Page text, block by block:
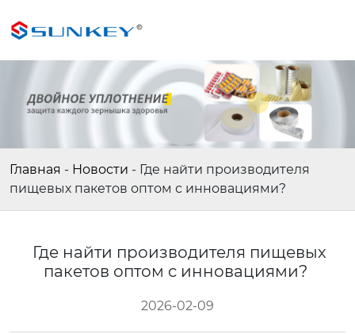
Главная - Новости - Где найти производителя
пищевых пакетов оптом с инновациями?
Где найти производителя пищевых
пакетов оптом с инновациями?
2026-02-09